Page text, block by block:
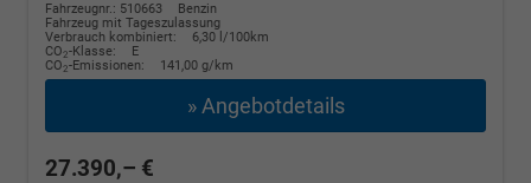
Fahrzeugnr.: 510663
Benzin
Fahrzeug mit Tageszulassung
Verbrauch kombiniert:
6,30 l/100km
CO2-Klasse:
E
CO2-Emissionen: 141,00 g/km
» Angebotdetails
27.390,– €